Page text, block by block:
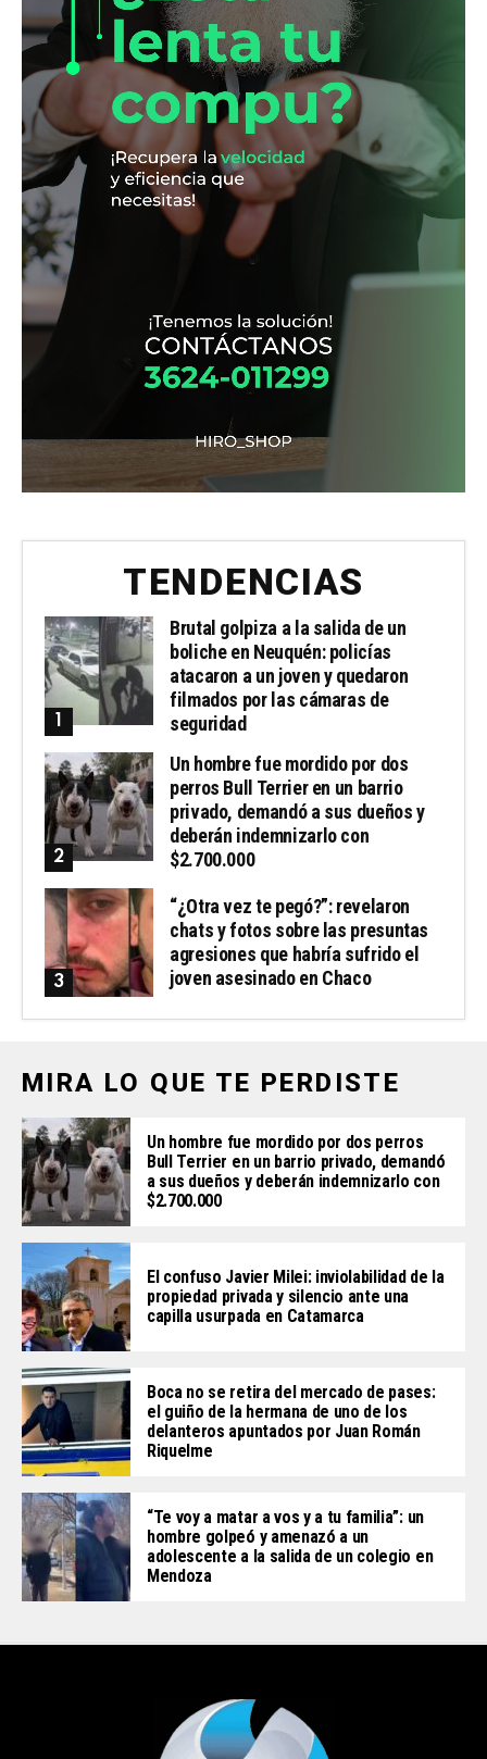
TENDENCIAS
Brutal golpiza a la salida de un
boliche en Neuquén: policías
atacaron a un joven y quedaron
filmados por las cámaras de
seguridad
Un hombre fue mordido por dos
perros Bull Terrier en un barrio
privado, demandó a sus dueños y
deberán indemnizarlo con
$2.700.000
“¿Otra vez te pegó?”: revelaron
chats y fotos sobre las presuntas
agresiones que habría sufrido el
joven asesinado en Chaco
MIRA LO QUE TE PERDISTE
Un hombre fue mordido por dos perros
Bull Terrier en un barrio privado, demandó
a sus dueños y deberán indemnizarlo con
$2.700.000
El confuso Javier Milei: inviolabilidad de la
propiedad privada y silencio ante una
capilla usurpada en Catamarca
Boca no se retira del mercado de pases:
el guiño de la hermana de uno de los
delanteros apuntados por Juan Román
Riquelme
“Te voy a matar a vos y a tu familia”: un
hombre golpeó y amenazó a un
adolescente a la salida de un colegio en
Mendoza